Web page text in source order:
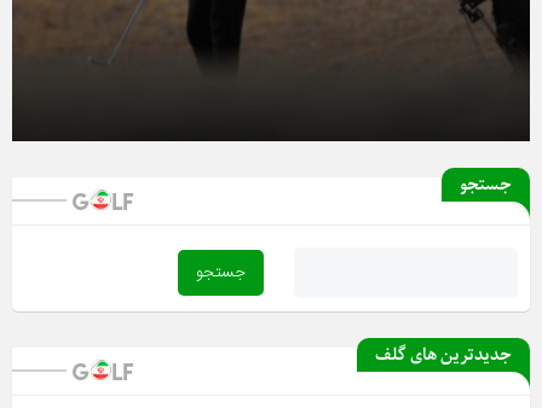
بخشنامه جام گلف حسین‌پور اعلام شد
جستجو
جدیدترین های گلف